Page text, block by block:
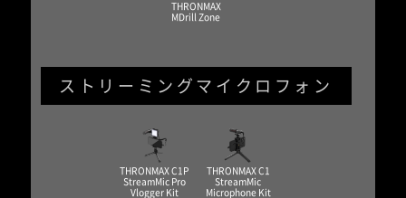
THRONMAX
MDrill Zone
ストリーミングマイクロフォン
THRONMAX C1P
StreamMic Pro
Vlogger Kit
THRONMAX C1
StreamMic
Microphone Kit